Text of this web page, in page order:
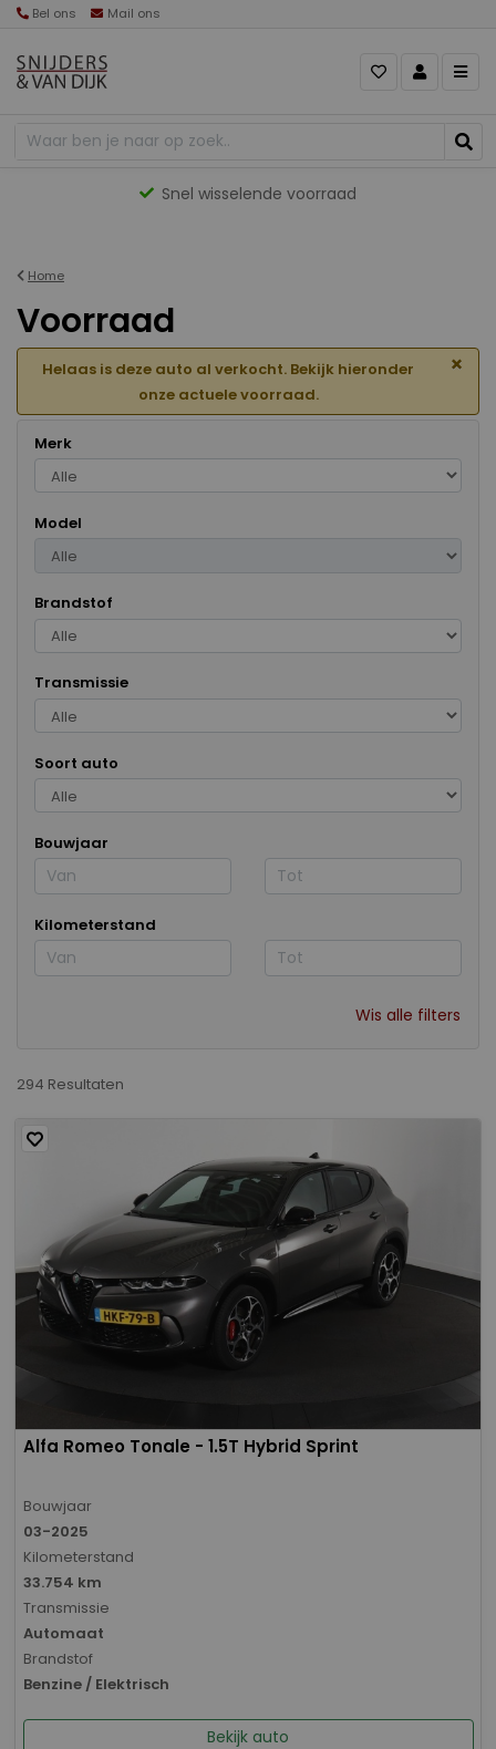
Bel ons Mail ons
Gevarieerd aanbod
Home
Voorraad
Helaas is deze auto al verkocht. Bekijk hieronder
onze actuele voorraad.
×
Merk
Model
Brandstof
Transmissie
Soort auto
Bouwjaar
Kilometerstand
Wis alle filters
294 Resultaten
Alfa Romeo Tonale - 1.5T Hybrid Sprint
Bouwjaar
03-2025
Kilometerstand
33.754 km
Transmissie
Automaat
Brandstof
Benzine / Elektrisch
Bekijk auto